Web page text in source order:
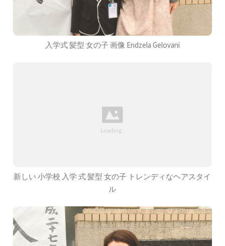
入学式 髪型 女の子 画像 Endzela Gelovani
新しい 小学校 入学 式 髪型 女の子 トレンディなヘアスタイ
ル